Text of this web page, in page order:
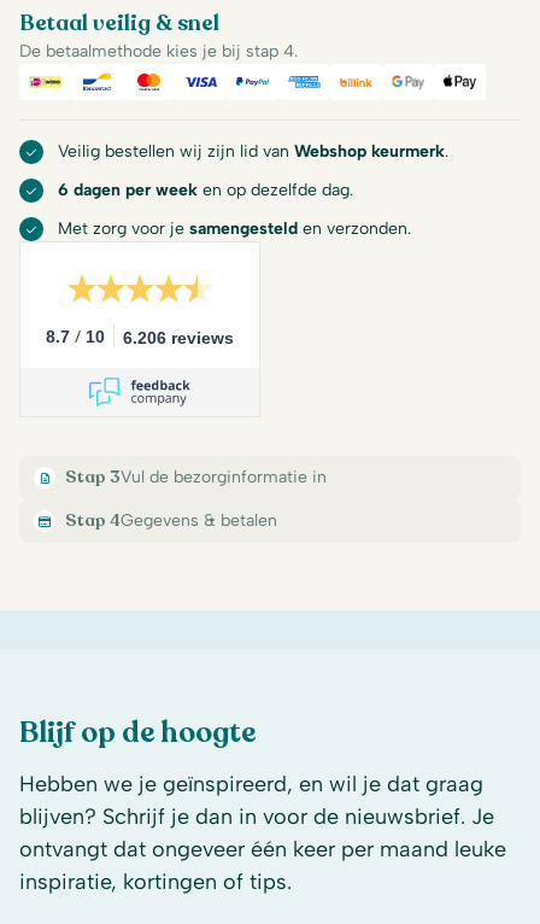
Betaal veilig & snel
De betaalmethode kies je bij stap 4.
iDeal Bancontact
Mastercard
Visa PayPalAmerican Express
BillinkGoogle Pay
Apple
Veilig bestellen wij zijn lid van Webshop keurmerk.
6 dagen per week en op dezelfde dag.
Met zorg voor je samengesteld en verzonden.
8.7 / 10 6.206 reviews
Stap 3Vul de bezorginformatie in
Stap 4Gegevens & betalen
Blijf op de hoogte
Hebben we je geïnspireerd, en wil je dat graag
blijven? Schrijf je dan in voor de nieuwsbrief. Je
ontvangt dat ongeveer één keer per maand leuke
inspiratie, kortingen of tips.